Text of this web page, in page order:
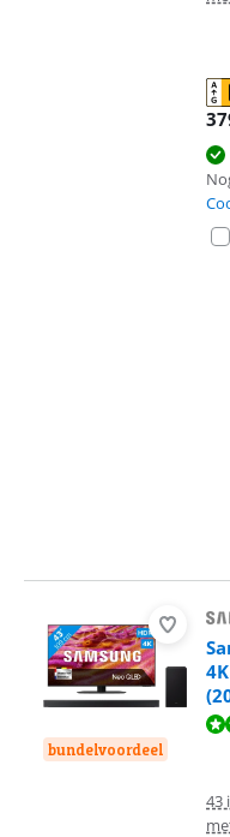
bundelvoordeel
Beoordeling is 8,9 van de
43